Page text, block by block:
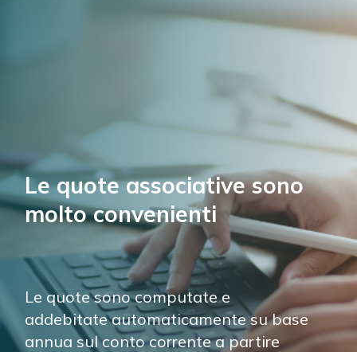
Le quote associative sono
molto convenienti
Le quote sono computate e
addebitate automaticamente su base
annua sul conto corrente a partire